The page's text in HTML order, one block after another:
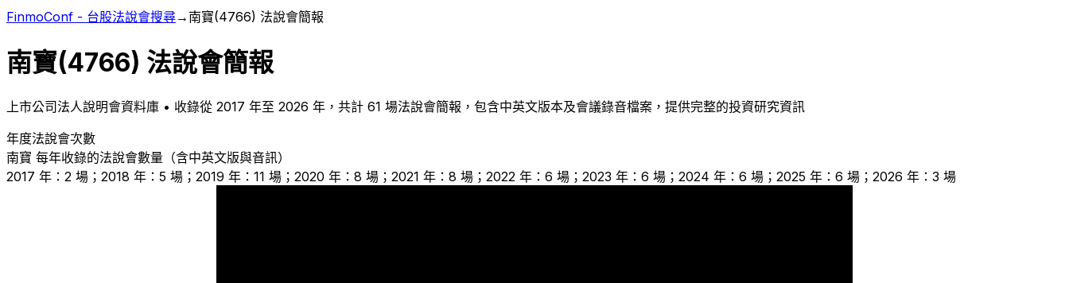
FinmoConf - 台股法說會搜尋→ 南寶(4766) 法說會簡報
南寶(4766) 法說會簡報
上市公司法人說明會資料庫 • 收錄從 2017 年至 2026 年，共計 61 場法說會簡報，包含中英文版本及會議錄音檔案，提供完整的投資研究資訊
年度法說會次數
南寶 每年收錄的法說會數量（含中英文版與音訊）
2017 年：2 場；2018 年：5 場；2019 年：11 場；2020 年：8 場；2021 年：8 場；2022 年：6 場；2023 年：6 場；2024 年：6 場；2025 年：6 場；2026 年：3 場